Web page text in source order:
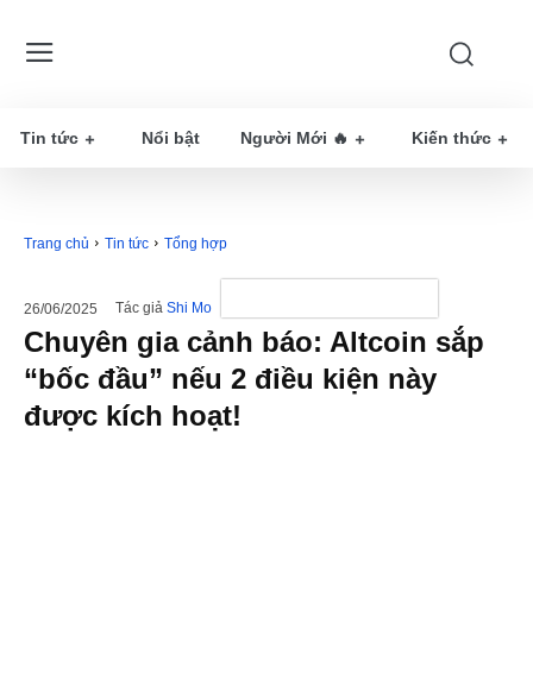
Tin tức Nổi bật Người Mới 🔥 Kiến thức
Trang chủ Tin tức Tổng hợp
26/06/2025 Tác giả Shi Mo
Chuyên gia cảnh báo: Altcoin sắp
“bốc đầu” nếu 2 điều kiện này
được kích hoạt!